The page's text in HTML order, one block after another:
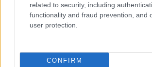
related to security, including
functionality and fraud prevention, and
user protection.
CONFIRM
Helgens hyggelige overraskelser:
· Espen Bjervig og Erling Jevne som